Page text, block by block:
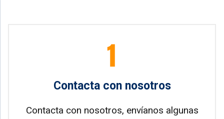
Contacta con nosotros
Contacta con nosotros, envíanos algunas